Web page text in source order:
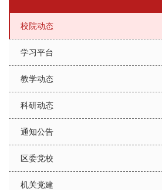
校院动态
学习平台
教学动态
科研动态
通知公告
区委党校
机关党建